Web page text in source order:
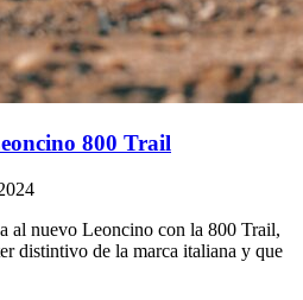
800 Trail
al nuevo Leoncino con la 800 Trail,
distintivo de la marca italiana y que